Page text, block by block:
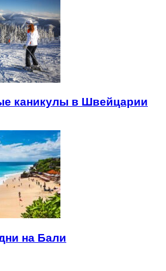
каникулы в Швейцарии
на Бали